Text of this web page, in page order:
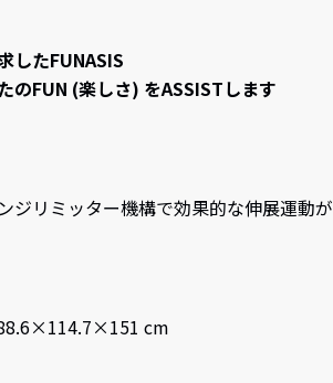
したFUNASIS
のFUN (楽しさ) をASSISTします
ジリミッター機構で効果的な伸展運動
cm